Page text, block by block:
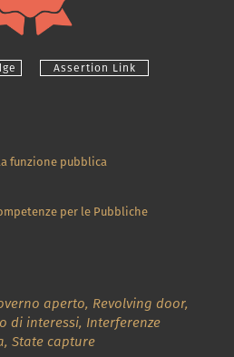
Assertion Link
funzione pubblica
per le Pubbliche
aperto, Revolving door,
di interessi, Interferenze
State capture